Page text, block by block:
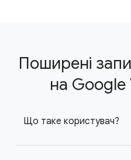
Поширені
на
Що таке користувач?